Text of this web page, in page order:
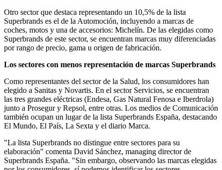
Otro sector que destaca representando un 10,5% de la lista
Superbrands es el de la Automoción, incluyendo a marcas de
coches, motos y una de accesorios: Michelín. De las elegidas como
Superbrands de este sector, se encuentran marcas muy diferenciadas
por rango de precio, gama u origen de fabricación.
Los sectores con menos representación de marcas Superbrands
Como representantes del sector de la Salud, los consumidores han
elegido a Sanitas y Novartis. En el sector Servicios, se encuentran
las tres grandes eléctricas (Endesa, Gas Natural Fenosa e Iberdrola)
junto a Prosegur y Repsol, entre otras. Los medios de Comunicación
también ocupan un lugar de la lista Superbrands España, destacando
El Mundo, El País, La Sexta y el diario Marca.
"La lista Superbrands no distingue entre sectores para su
elaboración" comenta David Sánchez, managing director de
Superbrands España. "Sin embargo, observando las marcas elegidas